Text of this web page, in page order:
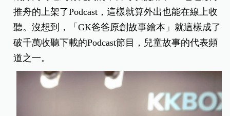
推舟的上架了Podcast，這樣就算外出也能在線上收
聽。沒想到，「GK爸爸原創故事繪本」就這樣成了
破千萬收聽下載的Podcast節目，兒童故事的代表頻
道之一。